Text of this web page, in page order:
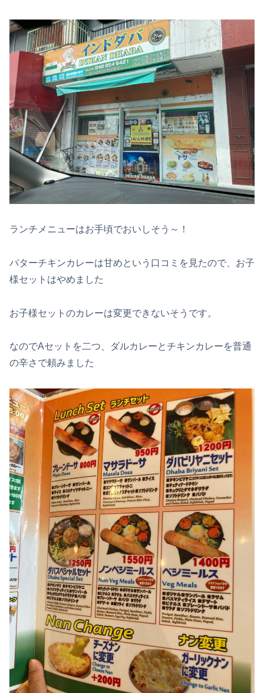
ランチメニューはお手頃でおいしそう～！
バターチキンカレーは甘めという口コミを見たので、お子
様セットはやめました
お子様セットのカレーは変更できないそうです。
なのでAセットを二つ、ダルカレーとチキンカレーを普通
の辛さで頼みました